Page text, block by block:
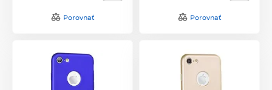
Porovnať Porovnať